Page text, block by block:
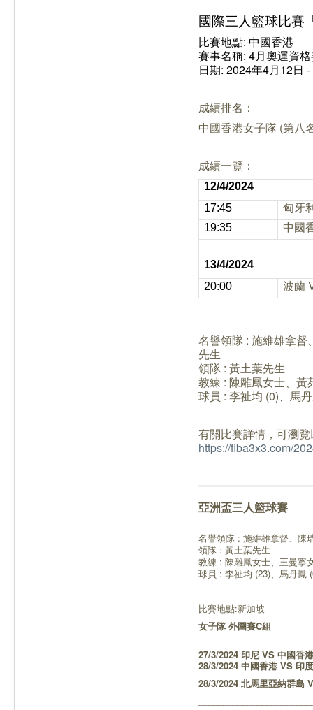
國際三人籃球比賽
比賽地點: 中國香港
賽事名稱: 4月奧運資
日期: 2024年4月12日
成績排名：
中國香港女子隊 (第八
成績一覽：
12/4/2024
17:45
匈牙
19:35 中國
13/4/2024
20:00
波蘭
名譽領隊 : 施維雄拿
先生
領隊 : 黃土葉先生
教練 : 陳雕鳳女士、黃
球員 : 李祉均 (0)、馬
有關比賽詳情，可瀏
https://fiba3x3.com/
亞洲盃三人籃球賽
名譽領隊 : 施維雄拿督、陳
領隊 : 黃土葉先生
教練 : 陳雕鳳女士、王曼寧
球員 : 李祉均 (23)、馬丹鳳
比賽地點:新加坡
女子隊 外圍賽C組
27/3/2024 印尼 VS 中國香
28/3/2024 中國香港 VS 印
28/3/2024 北馬里亞納群島